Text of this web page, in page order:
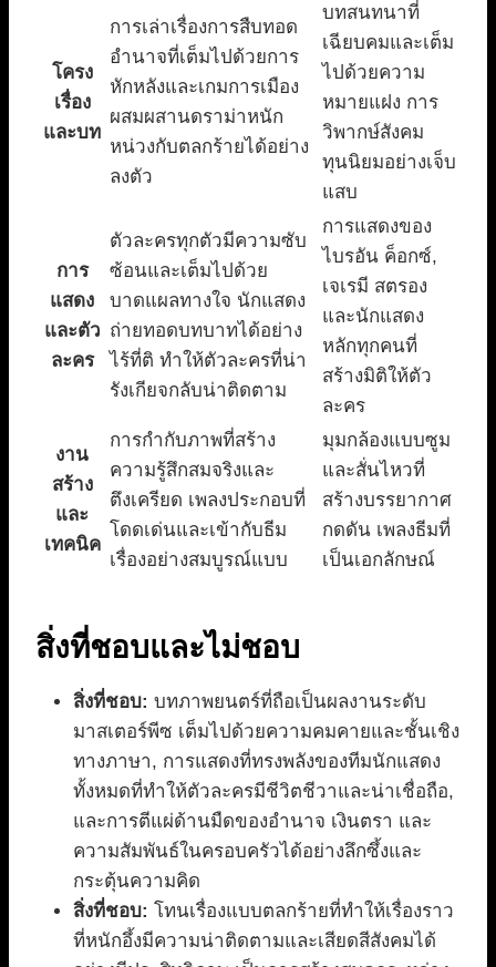
โครง
เรื่อง
และบท
การเล่าเรื่องการสืบทอด
อำนาจที่เต็มไปด้วยการ
หักหลังและเกมการเมือง
ผสมผสานดราม่าหนัก
หน่วงกับตลกร้ายได้อย่าง
ลงตัว
บทสนทนาที่
เฉียบคมและเต็ม
ไปด้วยความ
หมายแฝง การ
วิพากษ์สังคม
ทุนนิยมอย่างเจ็บ
แสบ
การ
แสดง
และตัว
ละคร
ตัวละครทุกตัวมีความซับ
ซ้อนและเต็มไปด้วย
บาดแผลทางใจ นักแสดง
ถ่ายทอดบทบาทได้อย่าง
ไร้ที่ติ ทำให้ตัวละครที่น่า
รังเกียจกลับน่าติดตาม
การแสดงของ
ไบรอัน ค็อกซ์,
เจเรมี สตรอง
และนักแสดง
หลักทุกคนที่
สร้างมิติให้ตัว
ละคร
งาน
สร้าง
และ
เทคนิค
การกำกับภาพที่สร้าง
ความรู้สึกสมจริงและ
ตึงเครียด เพลงประกอบที่
โดดเด่นและเข้ากับธีม
เรื่องอย่างสมบูรณ์แบบ
มุมกล้องแบบซูม
และสั่นไหวที่
สร้างบรรยากาศ
กดดัน เพลงธีมที่
เป็นเอกลักษณ์
สิ่งที่ชอบและไม่ชอบ
สิ่งที่ชอบ: บทภาพยนตร์ที่ถือเป็นผลงานระดับ
มาสเตอร์พีซ เต็มไปด้วยความคมคายและชั้นเชิง
ทางภาษา, การแสดงที่ทรงพลังของทีมนักแสดง
ทั้งหมดที่ทำให้ตัวละครมีชีวิตชีวาและน่าเชื่อถือ,
และการตีแผ่ด้านมืดของอำนาจ เงินตรา และ
ความสัมพันธ์ในครอบครัวได้อย่างลึกซึ้งและ
กระตุ้นความคิด
สิ่งที่ชอบ: โทนเรื่องแบบตลกร้ายที่ทำให้เรื่องราว
ที่หนักอึ้งมีความน่าติดตามและเสียดสีสังคมได้